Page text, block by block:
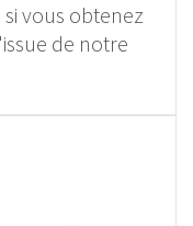
vous obtenez
de notre